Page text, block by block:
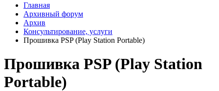
Главная
Архивный форум
Архив
Консультирование, услуги
Прошивка PSP (Play Station Portable)
Прошивка PSP (Play Station
Portable)